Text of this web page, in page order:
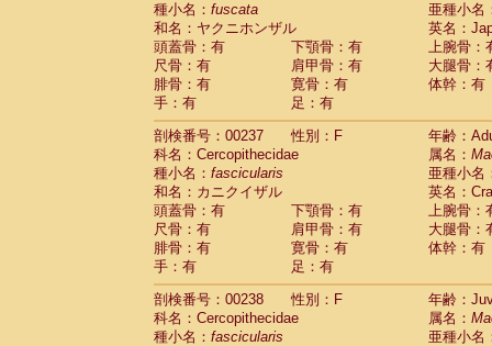
種小名： fuscata
亜種小名
和名：ヤクニホンザル
英名：
頭蓋骨：有
下顎骨：有
上腕骨：
尺骨：有
肩甲骨：有
大腿骨：
腓骨：有
寛骨：有
体幹：有
手：有
足：有
剖検番号：00237
性別：F
年齢：
科名：Cercopithecidae
属名：
種小名： fascicularis
亜種小名
和名：カニクイザル
英名：
頭蓋骨：有
下顎骨：有
上腕骨：
尺骨：有
肩甲骨：有
大腿骨：
腓骨：有
寛骨：有
体幹：有
手：有
足：有
剖検番号：00238
性別：F
年齢：
科名：Cercopithecidae
属名：
種小名： fascicularis
亜種小名